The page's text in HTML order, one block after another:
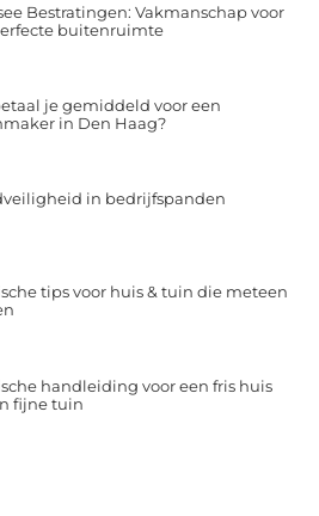
Bestratingen: Vakmanschap voor
buitenruimte
je gemiddeld voor een
in Den Haag?
in bedrijfspanden
tips voor huis & tuin die meteen
handleiding voor een fris huis
fijne tuin